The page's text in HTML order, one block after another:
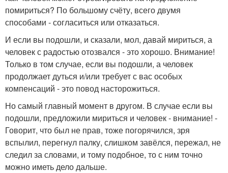
помириться? По большому счёту, всего двумя
способами - согласиться или отказаться.
И если вы подошли, и сказали, мол, давай мириться, а
человек с радостью отозвался - это хорошо. Внимание!
Только в том случае, если вы подошли, а человек
продолжает дуться и/или требует с вас особых
компенсаций - это повод насторожиться.
Но самый главный момент в другом. В случае если вы
подошли, предложили мириться и человек - внимание! -
Говорит, что был не прав, тоже погорячился, зря
вспылил, перегнул палку, слишком завёлся, пережал, не
следил за словами, и тому подобное, то с ним точно
можно иметь дело дальше.